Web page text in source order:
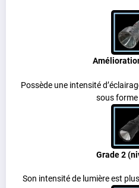
Possède une intensité
sous forme
Grade 2
Son intensité de lumière est